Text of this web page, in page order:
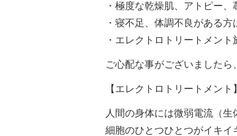
・極度な乾燥肌、アトピー
・寝不足、体調不良がある
・エレクトロトリートメン
ご心配な事がございましたら
【エレクトロトリートメント】
人間の身体には微弱電流（生
細胞のひとつひとつがイキイ